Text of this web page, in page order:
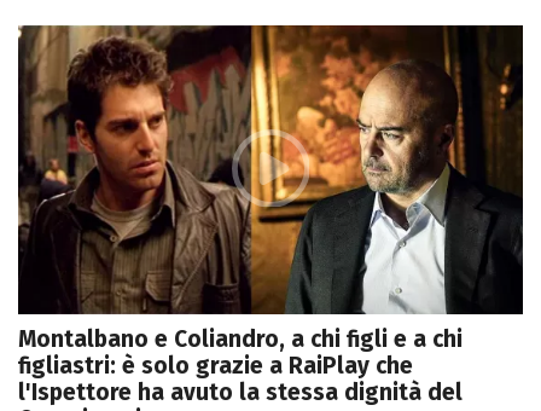
Montalbano e Coliandro, a chi figli e a chi
figliastri: è solo grazie a RaiPlay che
l'Ispettore ha avuto la stessa dignità del